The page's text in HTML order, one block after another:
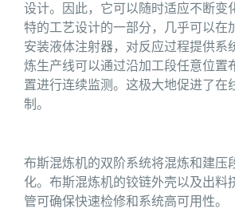
设计。因此，它可以随时适应不断变
特的工艺设计的一部分，几乎可以在
安装液体注射器，对反应过程提供系
炼生产线可以通过沿加工段任意位置
置进行连续监测。这极大地促进了在
制。
布斯混炼机的双阶系统将混炼和建压
化。布斯混炼机的铰链外壳以及出料
管可确保快速检修和系统高可用性。